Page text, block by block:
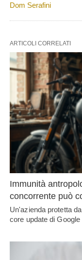
Dom Serafini
ARTICOLI CORRELATI
Immunità
concorrente può
Un'azienda protetta
core update di